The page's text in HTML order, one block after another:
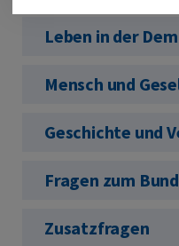
Leben in der
Mensch und
Geschichte und
Fragen zum
Zusatzfragen